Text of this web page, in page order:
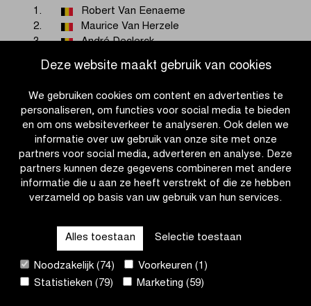
Deze website maakt gebruik van cookies
We gebruiken cookies om content en advertenties te
personaliseren, om functies voor social media te bieden
en om ons websiteverkeer te analyseren. Ook delen we
informatie over uw gebruik van onze site met onze
partners voor social media, adverteren en analyse. Deze
partners kunnen deze gegevens combineren met andere
informatie die u aan ze heeft verstrekt of die ze hebben
verzameld op basis van uw gebruik van hun services.
Alles toestaan Selectie toestaan
Noodzakelijk (74)
Voorkeuren (1)
Statistieken (79)
Marketing (59)
1.
Robert Van Eenaeme
2.
Maurice Van Herzele
3.
André Declerck
EDITIE 1944
Geen wedstrijd
EDITIE 1943
Geen wedstrijd
EDITIE 1942
Geen wedstrijd